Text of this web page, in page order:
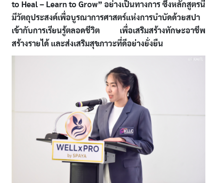
to Heal – Learn to Grow” อย่างเป็นทางการ ซึ่งหลักสูตรนี้
มีวัตถุประสงค์เพื่อบูรณาการศาสตร์แห่งการบำบัดด้วยสปา
เข้ากับการเรียนรู้ตลอดชีวิต เพื่อเสริมสร้างทักษะอาชีพ
สร้างรายได้ และส่งเสริมสุขภาวะที่ดีอย่างยั่งยืน